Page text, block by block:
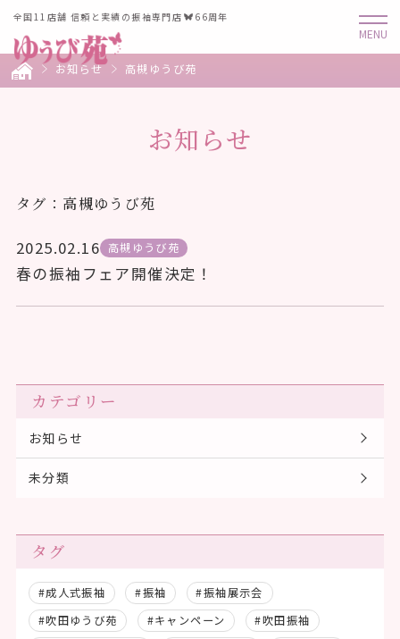
全国11店舗 信頼と実績の振袖専門店 66周年
お知らせ 高槻ゆうび苑
お知らせ
タグ：高槻ゆうび苑
2025.02.16 高槻ゆうび苑
春の振袖フェア開催決定！
カテゴリー
お知らせ
未分類
タグ
#成人式振袖 #振袖
#振袖展示会
#吹田ゆうび苑
#キャンペーン
#吹田振袖